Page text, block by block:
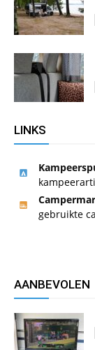
LINKS
gebruikte
AANBEVOLEN